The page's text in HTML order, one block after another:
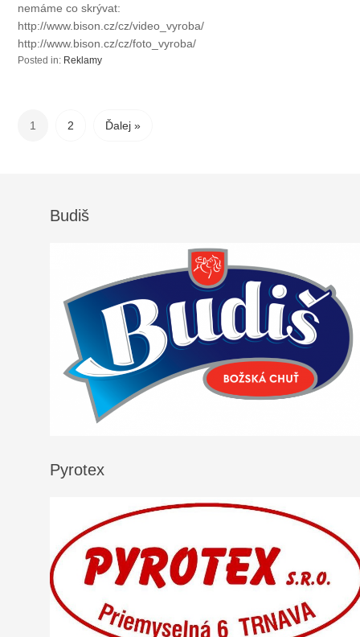
nemáme co skrývat:
http://www.bison.cz/cz/video_vyroba/
http://www.bison.cz/cz/foto_vyroba/
Posted in: Reklamy
1 2 Ďalej »
Budiš
Pyrotex